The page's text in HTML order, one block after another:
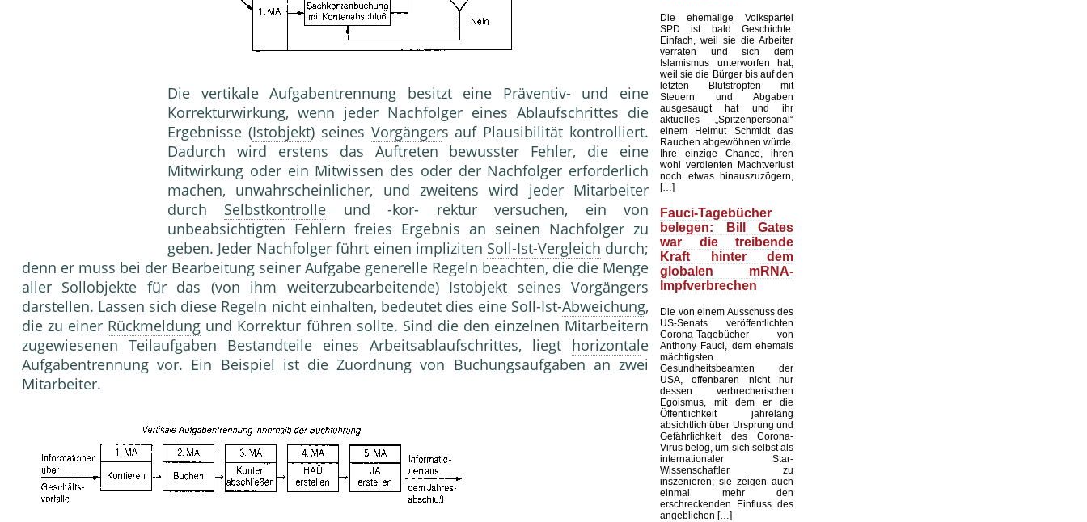
Die vertikale Aufgabentrennung besitzt eine Präventiv- und eine
Korrekturwirkung, wenn jeder Nachfolger eines Ablaufschrittes die
Ergebnisse (Istobjekt) seines Vorgängers auf Plausibilität kontrolliert.
Dadurch wird erstens das Auftreten bewusster Fehler, die eine
Mitwirkung oder ein Mitwissen des oder der Nachfolger erforderlich
machen, unwahrscheinlicher, und zweitens wird jeder Mitarbeiter
durch Selbstkontrolle und -kor- rektur versuchen, ein von
unbeabsichtigten Fehlern freies Ergebnis an seinen Nachfolger zu
geben. Jeder Nachfolger führt einen impliziten Soll-Ist-Vergleich durch;
denn er muss bei der Bearbeitung seiner Aufgabe generelle Regeln beachten, die die Menge
aller Sollobjekte für das (von ihm weiterzubearbeitende) Istobjekt seinesVorgängers
darstellen. Lassen sich diese Regeln nicht einhalten, bedeutet dies eine Soll-Ist-Abweichung,
die zu einer Rückmeldung und Korrektur führen sollte. Sind die den einzelnen Mitarbeitern
zugewiesenen Teilaufgaben Bestandteile eines Arbeitsablaufschrittes, liegt horizontale
Aufgabentrennung vor. Ein Beispiel ist die Zuordnung von Buchungsaufgaben an zwei
Mitarbeiter.
Die ehemalige Volkspartei
SPD ist bald Geschichte.
Einfach, weil sie die Arbeiter
verraten und sich dem
Islamismus unterworfen hat,
weil sie die Bürger bis auf den
letzten Blutstropfen mit
Steuern und Abgaben
ausgesaugt hat und ihr
aktuelles „Spitzenpersonal“
einem Helmut Schmidt das
Rauchen abgewöhnen würde.
Ihre einzige Chance, ihren
wohl verdienten Machtverlust
noch etwas hinauszuzögern,
[…]
Fauci-Tagebücher
belegen: Bill Gates
war die treibende
Kraft hinter dem
globalen mRNA-
Impfverbrechen
Die von einem Ausschuss des
US-Senats veröffentlichten
Corona-Tagebücher von
Anthony Fauci, dem ehemals
mächtigsten
Gesundheitsbeamten der
USA, offenbaren nicht nur
dessen verbrecherischen
Egoismus, mit dem er die
Öffentlichkeit jahrelang
absichtlich über Ursprung und
Gefährlichkeit des Corona-
Virus belog, um sich selbst als
internationaler Star-
Wissenschaftler zu
inszenieren; sie zeigen auch
einmal mehr den
erschreckenden Einfluss des
angeblichen […]